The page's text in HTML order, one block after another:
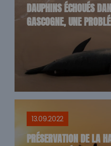
DAUPHINS ÉCHOUÉS
GASCOGNE, UNE
PRÉSERVATION DE LA
13.09.2022